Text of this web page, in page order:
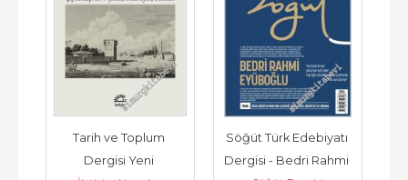
Tarih ve Toplum
Dergisi Yeni
Söğüt Türk Edebiyatı
Dergisi - Bedri Rahmi